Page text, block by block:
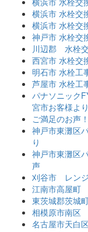
横浜市 水栓交
横浜市 水栓交
神戸市 水栓交
川辺郡 水栓
西宮市 水栓交
明石市 水栓工
芦屋市 水栓工
パナソニック
宮市お客様より
ご満足のお声
神戸市東灘区
り
神戸市東灘区
声
刈谷市 レン
江南市高屋町
東茨城郡茨城
相模原市南区
名古屋市天白